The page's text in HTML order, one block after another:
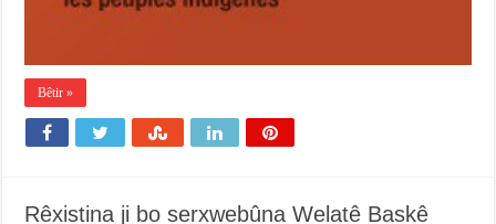
Bêtir »
Rêxistina ji bo serxwebûna Welatê Baskê